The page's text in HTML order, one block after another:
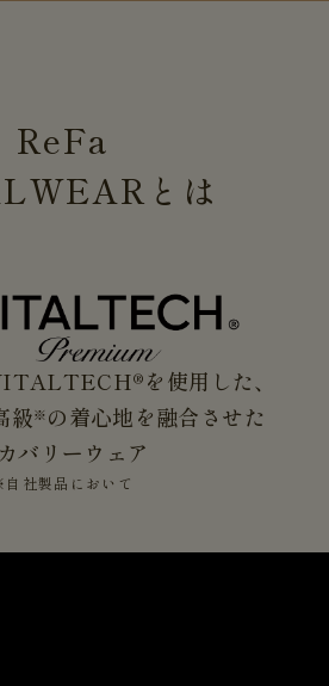
ReFa
とは
を使用した、
級※ の着心地を融合させた
バリーウェア
社製品において